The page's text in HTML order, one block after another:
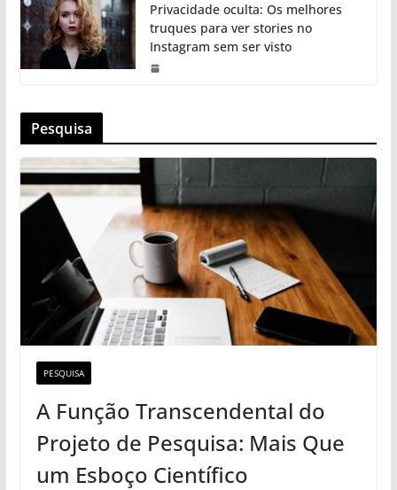
Privacidade oculta: Os melhores
truques para ver stories no
Instagram sem ser visto
Pesquisa
PESQUISA
A Função Transcendental do
Projeto de Pesquisa: Mais Que
um Esboço Científico